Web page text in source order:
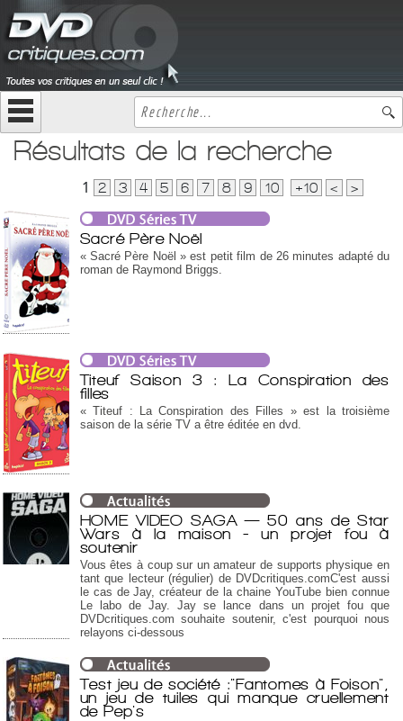
Résultats de la recherche
1 2 3 4 5 6 7 8 9 10 +10 < >
Sacré Père Noël
« Sacré Père Noël » est petit film de 26 minutes adapté du
roman de Raymond Briggs.
Titeuf Saison 3 : La Conspiration des
filles
« Titeuf : La Conspiration des Filles » est la troisième
saison de la série TV a être éditée en dvd.
HOME VIDEO SAGA — 50 ans de Star
Wars à la maison - un projet fou à
soutenir
Vous êtes à coup sur un amateur de supports physique en
tant que lecteur (régulier) de DVDcritiques.comC'est aussi
le cas de Jay, créateur de la chaine YouTube bien connue
Le labo de Jay. Jay se lance dans un projet fou que
DVDcritiques.com souhaite soutenir, c'est pourquoi nous
relayons ci-dessous
Test jeu de société :"Fantomes à Foison",
un jeu de tuiles qui manque cruellement
de Pep's